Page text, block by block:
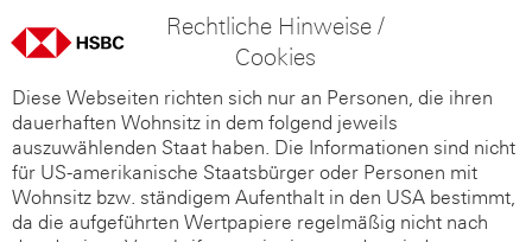
Rechtliche Hinweise /
Cookies
Diese Webseiten richten sich nur an Personen, die ihren
dauerhaften Wohnsitz in dem folgend jeweils
auszuwählenden Staat haben. Die Informationen sind nicht
für US-amerikanische Staatsbürger oder Personen mit
Wohnsitz bzw. ständigem Aufenthalt in den USA bestimmt,
da die aufgeführten Wertpapiere regelmäßig nicht nach